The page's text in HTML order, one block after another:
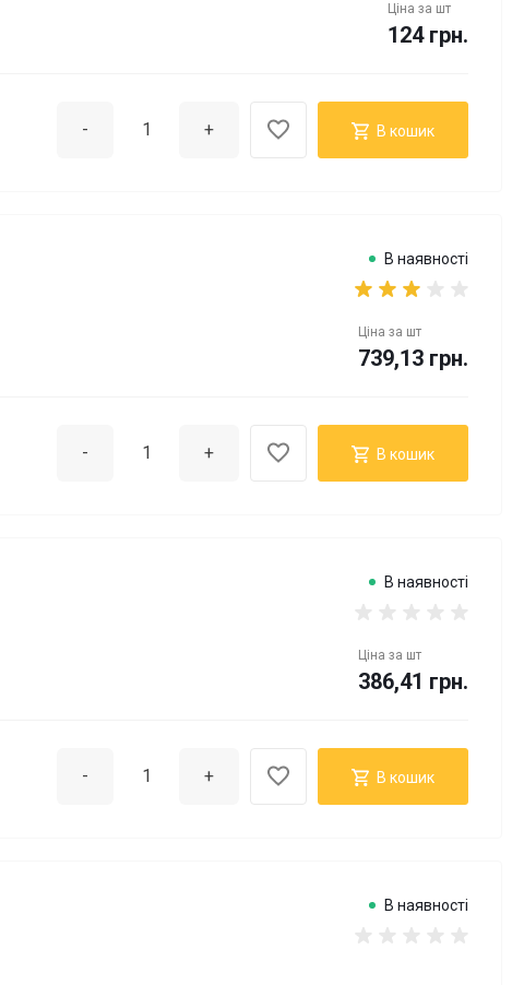
Ціна за шт
124 грн.
- + В кошик
В наявності
Ціна за шт
739,13 грн.
- + В кошик
В наявності
Ціна за шт
386,41 грн.
- + В кошик
В наявності